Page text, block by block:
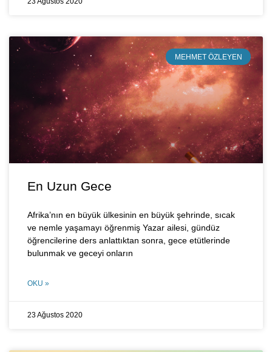
MEHMET ÖZLEYEN
En Uzun Gece
Afrika’nın en büyük ülkesinin en büyük şehrinde, sıcak
ve nemle yaşamayı öğrenmiş Yazar ailesi, gündüz
öğrencilerine ders anlattıktan sonra, gece etütlerinde
bulunmak ve geceyi onların
OKU »
23 Ağustos 2020